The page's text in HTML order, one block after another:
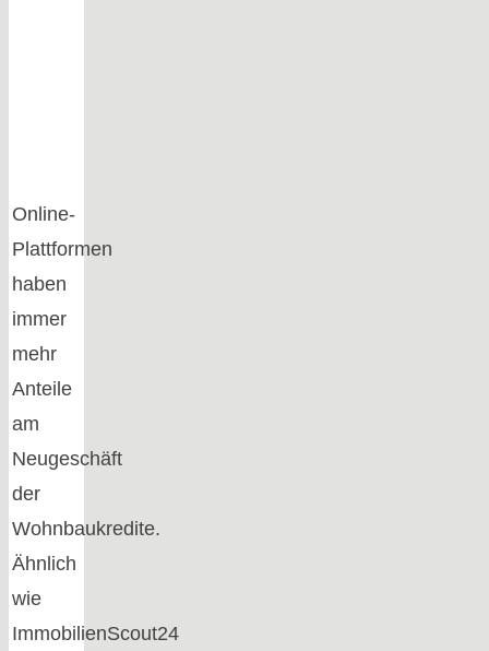
Online-
Plattformen
haben
immer
mehr
Anteile
am
Neugeschäft
der
Wohnbaukredite.
Ähnlich
wie
ImmobilienScout24